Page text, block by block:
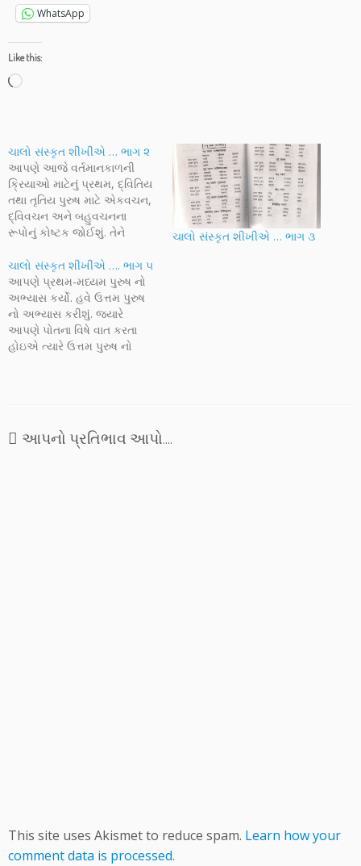
WhatsApp
Like this:
Loading…
ચાલો સંસ્કૃત શીખીએ … ભાગ ૨
આપણે આજે વર્તમાનકાળની
ક્રિયાઓ માટેનું પ્રથમ, દ્વિતિય
તથા તૃતિય પુરુષ માટે એકવચન,
દ્વિવચન અને બહુવચનના
રૂપોનું કોષ્ટક જોઈશું. તેને
જેથી આગળ તે ઉપયોગી થઈ
રહેશે. ઉપરાંત આજે સંજ્ઞા અને
સર્વનામ વિશે પણ પ્રાથમિક
પરિચય મેળવશું. સાથે પ્રસ્તુત
કરાયેલા ઉદાહરણોનો અભ્યાસ
આ વિષયને સરળતાથી
ચાલો સંસ્કૃત શીખીએ … ભાગ ૩
ચાલો સંસ્કૃત શીખીએ …. ભાગ ૫
આપણે પ્રથમ-મધ્યમ પુરુષ નો
અભ્યાસ કર્યો. હવે ઉત્તમ પુરુષ
નો અભ્યાસ કરીશું. જ્યારે
આપણે પોતના વિષે વાત કરતા
હોઇએ ત્યારે ઉત્તમ પુરુષ નો
આપનો પ્રતિભાવ આપો....
This site uses Akismet to reduce spam. Learn how your
comment data is processed.